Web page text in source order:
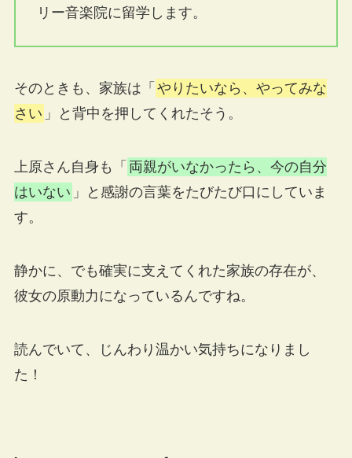
リー音楽院に留学します。
そのときも、家族は「 やりたいなら、やってみな
さい 」と背中を押してくれたそう。
上原さん自身も「 両親がいなかったら、今の自分
はいない 」と感謝の言葉をたびたび口にしていま
す。
静かに、でも確実に支えてくれた家族の存在が、
彼女の原動力になっているんですね。
読んでいて、じんわり温かい気持ちになりまし
た！